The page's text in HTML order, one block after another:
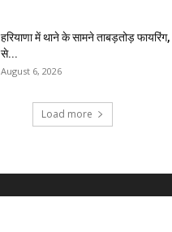
हरियाणा में थाने के सामने ताबड़तोड़ फायरिंग,
से...
August 6, 2026
Load more